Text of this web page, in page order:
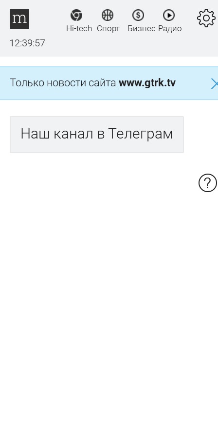
12:39:57
Hi-tech Спорт Бизнес Радио
Только новости сайта www.gtrk.tv
Наш канал в Телеграм